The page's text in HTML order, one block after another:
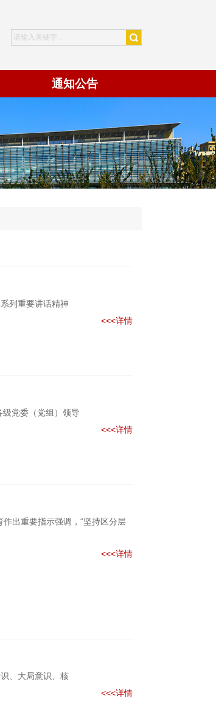
通知公告
列重要讲话精神
<<<详情
党委（党组）领导
<<<详情
出重要指示强调，“坚持区分层
<<<详情
、大局意识、核
<<<详情